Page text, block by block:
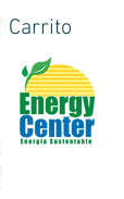
Carrito